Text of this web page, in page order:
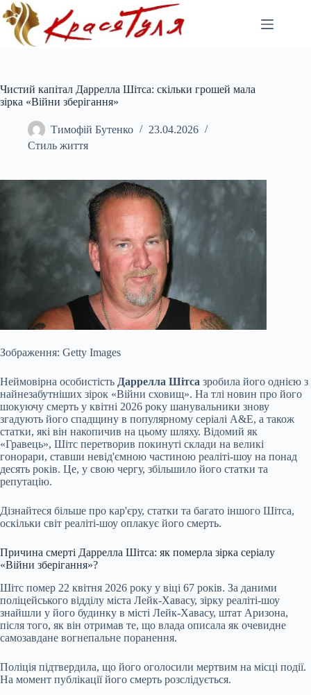
Перейти
до
вмісту
Чистий капітал Даррелла Шітса: скільки грошей мала
зірка «Війни зберігання»
Тимофій Бутенко
23.04.2026
Стиль життя
Зображення: Getty Images
Неймовірна особистість Даррелла Шітса зробила його однією з
найнезабутніших зірок «Війни сховищ». На тлі новин про його
шокуючу смерть у квітні 2026 року шанувальники знову
згадують його спадщину в популярному серіалі A&E, а також
статки, які він накопичив на цьому шляху. Відомий як
«Гравець», Шітс перетворив покинуті склади на великі
гонорари, ставши невід'ємною частиною реаліті-шоу на понад
десять років. Це, у свою чергу, збільшило його статки та
репутацію.
Дізнайтеся більше про кар'єру, статки та багато іншого Шітса,
оскільки світ реаліті-шоу оплакує його смерть.
Причина смерті Даррелла Шітса: як померла зірка серіалу
«Війни зберігання»?
Шітс помер 22 квітня 2026 року у віці 67 років. За даними
поліцейського відділу міста Лейк-Хавасу, зірку реаліті-шоу
знайшли у його будинку в місті Лейк-Хавасу, штат Аризона,
після того, як він отримав те, що влада описала як очевидне
самозавдане вогнепальне поранення.
Поліція підтвердила, що його оголосили мертвим на місці події.
На момент публікації його смерть розслідується.